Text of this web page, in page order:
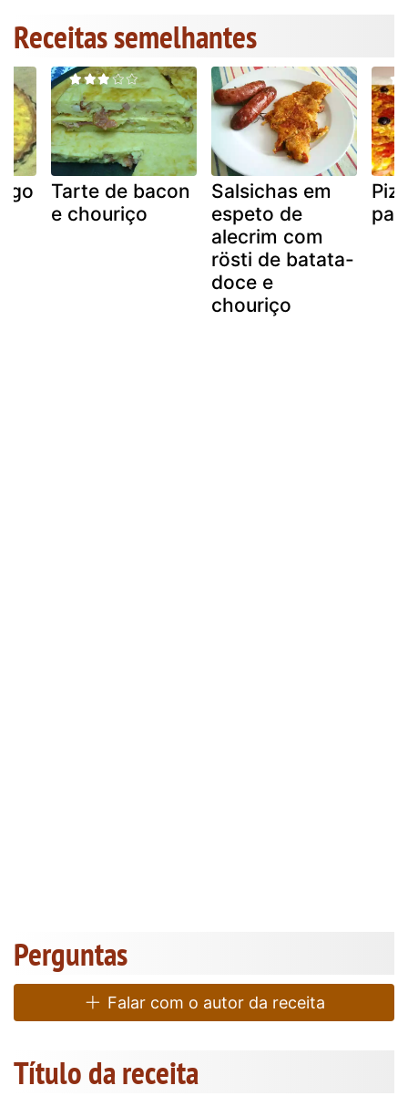
Receitas semelhantes
Tarte de bacon
e chouriço
Salsichas em
espeto de
alecrim com
rösti de batata-
doce e
chouriço
Perguntas
Falar com o autor da receita
Título da receita